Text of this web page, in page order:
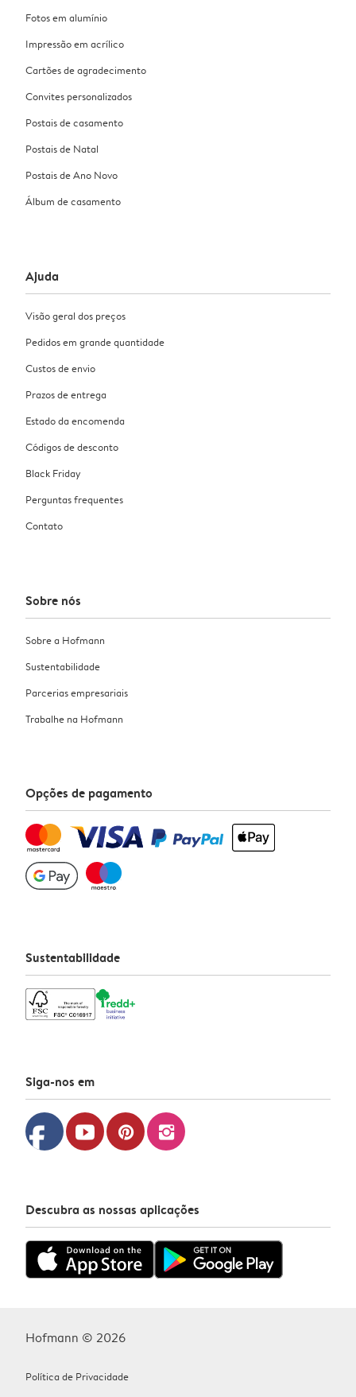
Fotos em alumínio
Impressão em acrílico
Cartões de agradecimento
Convites personalizados
Postais de casamento
Postais de Natal
Postais de Ano Novo
Álbum de casamento
Ajuda
Visão geral dos preços
Pedidos em grande quantidade
Custos de envio
Prazos de entrega
Estado da encomenda
Códigos de desconto
Black Friday
Perguntas frequentes
Contato
Sobre nós
Sobre a Hofmann
Sustentabilidade
Parcerias empresariais
Trabalhe na Hofmann
Opções de pagamento
Sustentabilidade
Siga-nos em
facebook youtube pinterest instagram
Descubra as nossas aplicações
Hofmann © 2026
Política de Privacidade